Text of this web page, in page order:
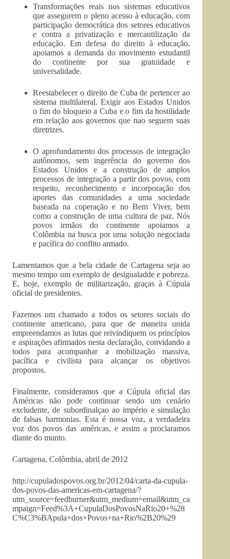
Transformações reais nos sistemas educativos
que assegurem o pleno acesso à educação, com
participação democrática dos setores educativos
e contra a privatização e mercantilização da
educação. Em defesa do direito à educação,
apoiamos a demanda do movimento estudantil
do continente por sua gratuidade e
universalidade.
Reestabelecer o direito de Cuba de pertencer ao
sistema multilateral. Exigir aos Estados Unidos
o fim do bloqueio a Cuba e o fim da hostilidade
em relação aos governos que nao seguem suas
diretrizes.
O aprofundamento dos processos de integração
autônomos, sem ingerência do governo dos
Estados Unidos e a construção de amplos
processos de integração a partir dos povos, com
respeito, reconhecimento e incorporação dos
aportes das comunidades a uma sociedade
baseada na coperação e no Bem Viver, bem
como a construção de uma cultura de paz. Nós
povos irmãos do continente apoiamos a
Colômbia na busca por uma solução negociada
e pacífica do conflito armado.
Lamentamos que a bela cidade de Cartagena seja ao
mesmo tempo um exemplo de desigualadde e pobreza.
E, hoje, exemplo de militarização, graças à Cúpula
oficial de presidentes.
Fazemos um chamado a todos os setores sociais do
continente americano, para que de maneira unida
empreendamos as lutas que reivindiquem os princípios
e aspirações afirmados nesta declaração, convidando a
todos para acompanhar a mobilização massiva,
pacífica e civilista para alcançar os objetivos
propostos.
Finalmente, consideramos que a Cúpula oficial das
Américas não pode continuar sendo um cenário
excludente, de subordinalçao ao império e simulação
de falsas harmonias. Esta é nossa voz, a verdadeira
voz dos povos das américas, e assim a proclaramos
diante do munto.
Cartagena, Colômbia, abril de 2012
http://cupuladospovos.org.br/2012/04/carta-da-cupula-
dos-povos-das-americas-em-cartagena/?
utm_source=feedburner&utm_medium=email&utm_ca
mpaign=Feed%3A+CupulaDosPovosNaRio20+%28
C%C3%BApula+dos+Povos+na+Rio%2B20%29